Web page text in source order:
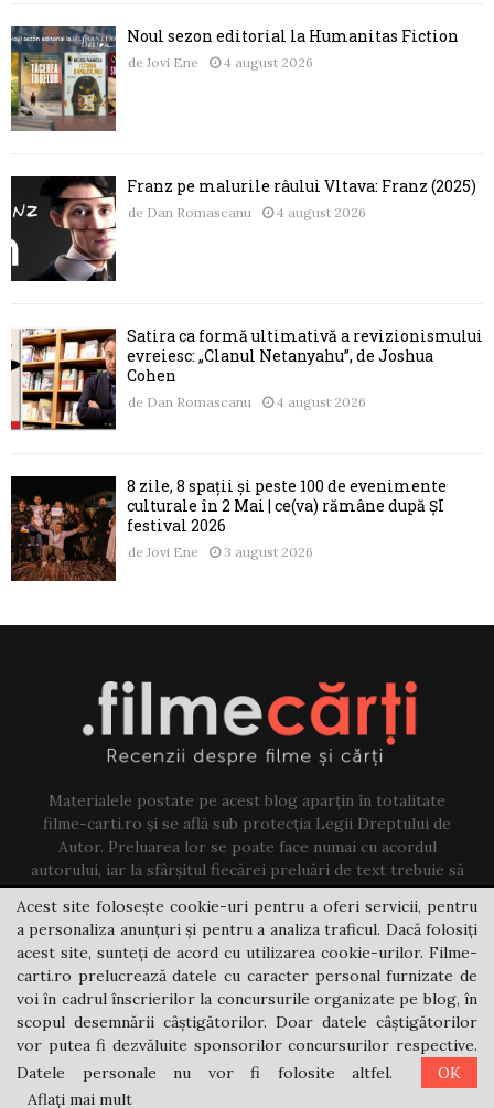
Noul sezon editorial la Humanitas Fiction
de Jovi Ene 4 august 2026
Franz pe malurile râului Vltava: Franz (2025)
de Dan Romascanu 4 august 2026
Satira ca formă ultimativă a revizionismului
evreiesc: „Clanul Netanyahu”, de Joshua
Cohen
de Dan Romascanu 4 august 2026
8 zile, 8 spații și peste 100 de evenimente
culturale în 2 Mai | ce(va) rămâne după ȘI
festival 2026
de Jovi Ene 3 august 2026
Materialele postate pe acest blog aparțin în totalitate
filme-carti.ro și se află sub protecția Legii Dreptului de
Autor. Preluarea lor se poate face numai cu acordul
autorului, iar la sfârșitul fiecărei preluări de text trebuie să
existe un link către acest blog.
Contact us:jovi@filme-carti.ro
Acest site folosește cookie-uri pentru a oferi servicii, pentru
a personaliza anunțuri și pentru a analiza traficul. Dacă folosiți
acest site, sunteți de acord cu utilizarea cookie-urilor. Filme-
carti.ro prelucrează datele cu caracter personal furnizate de
voi în cadrul înscrierilor la concursurile organizate pe blog, în
scopul desemnării câștigătorilor. Doar datele câștigătorilor
vor putea fi dezvăluite sponsorilor concursurilor respective.
Datele personale nu vor fi folosite altfel.
OK
Aflați mai mult